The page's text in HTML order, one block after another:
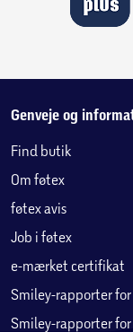
Genveje og
Find butik
Om føtex
føtex avis
Job i føtex
e-mærket certifikat
Smiley-rapporter
Smiley-rapporter